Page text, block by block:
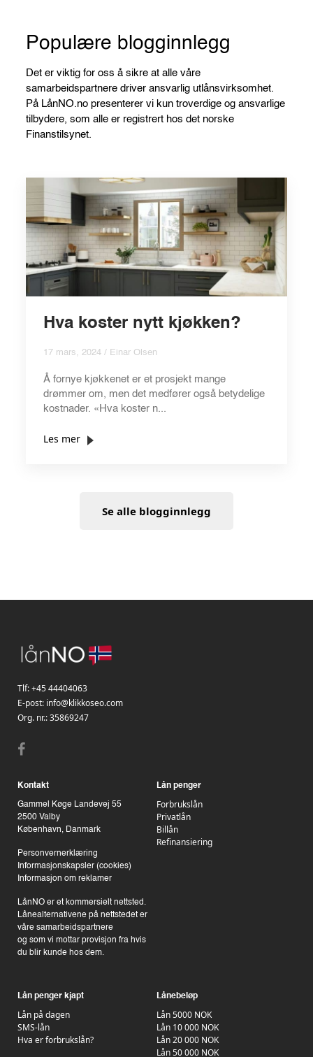
Populære blogginnlegg
Det er viktig for oss å sikre at alle våre
samarbeidspartnere driver ansvarlig utlånsvirksomhet.
På LånNO.no presenterer vi kun troverdige og ansvarlige
tilbydere, som alle er registrert hos det norske
Finanstilsynet.
Hva koster nytt kjøkken?
17 mars, 2024 / Einar Olsen
Å fornye kjøkkenet er et prosjekt mange
drømmer om, men det medfører også betydelige
kostnader. «Hva koster n...
Les mer
Se alle blogginnlegg
Tlf:+45 44404063
E-post: info@klikkoseo.com
Org. nr.:35869247
Kontakt
Gammel Køge Landevej 55
2500 Valby
København, Danmark
Personvernerklæring
Informasjonskapsler (cookies)
Informasjon om reklamer
LånNO er et kommersielt nettsted.
Lånealternativene på nettstedet er
våre samarbeidspartnere
og som vi mottar provisjon fra hvis
du blir kunde hos dem.
Lån penger
Forbrukslån
Privatlån
Billån
Refinansiering
Lån penger kjapt
Lån på dagen
SMS-lån
Hva er forbrukslån?
Lånebeløp
Lån 5000 NOK
Lån 10 000 NOK
Lån 20 000 NOK
Lån 50 000 NOK